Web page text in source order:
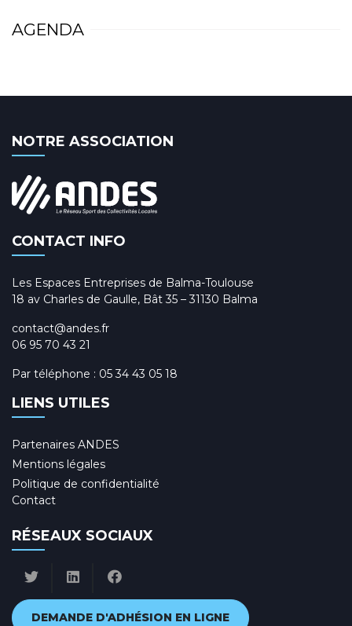
AGENDA
NOTRE ASSOCIATION
CONTACT INFO
Les Espaces Entreprises de Balma-Toulouse
18 av Charles de Gaulle, Bât 35 – 31130 Balma
contact@andes.fr
06 95 70 43 21
Par téléphone : 05 34 43 05 18
LIENS UTILES
Partenaires ANDES
Mentions légales
Politique de confidentialité
Contact
RÉSEAUX SOCIAUX
DEMANDE D'ADHÉSION EN LIGNE